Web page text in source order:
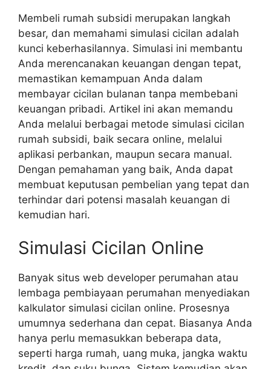
Membeli rumah subsidi merupakan langkah
besar, dan memahami simulasi cicilan adalah
kunci keberhasilannya. Simulasi ini membantu
Anda merencanakan keuangan dengan tepat,
memastikan kemampuan Anda dalam
membayar cicilan bulanan tanpa membebani
keuangan pribadi. Artikel ini akan memandu
Anda melalui berbagai metode simulasi cicilan
rumah subsidi, baik secara online, melalui
aplikasi perbankan, maupun secara manual.
Dengan pemahaman yang baik, Anda dapat
membuat keputusan pembelian yang tepat dan
terhindar dari potensi masalah keuangan di
kemudian hari.
Simulasi Cicilan Online
Banyak situs web developer perumahan atau
lembaga pembiayaan perumahan menyediakan
kalkulator simulasi cicilan online. Prosesnya
umumnya sederhana dan cepat. Biasanya Anda
hanya perlu memasukkan beberapa data,
seperti harga rumah, uang muka, jangka waktu